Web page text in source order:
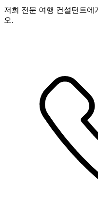
저희 전문 여행 컨설턴트에
오.